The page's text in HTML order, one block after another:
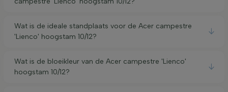
Wat is de ideale standplaats voor de Acer campestre
'Lienco' hoogstam 10/12?
Wat is de bloeikleur van de Acer campestre 'Lienco'
hoogstam 10/12?